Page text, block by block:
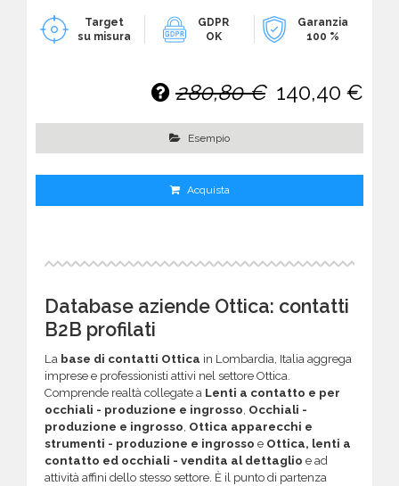
Target
su misura
GDPR
OK
Garanzia
100 %
280,80 € 140,40 €
Esempio
Acquista
Database aziende Ottica: contatti
B2B profilati
La base di contatti Ottica in Lombardia, Italia aggrega
imprese e professionisti attivi nel settore Ottica.
Comprende realtà collegate a Lenti a contatto e per
occhiali - produzione e ingrosso, Occhiali -
produzione e ingrosso, Ottica apparecchi e
strumenti - produzione e ingrosso e Ottica, lenti a
contatto ed occhiali - vendita al dettaglio e ad
attività affini dello stesso settore. È il punto di partenza